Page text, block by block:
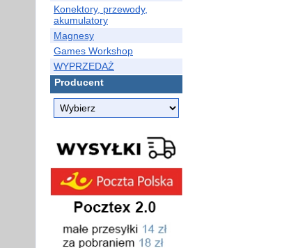
Konektory, przewody,
akumulatory
Magnesy
Games Workshop
WYPRZEDAŻ
Producent